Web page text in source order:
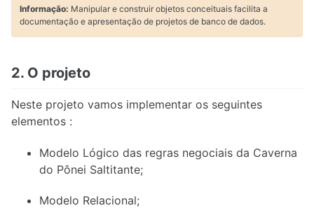
Informação: Manipular e construir objetos conceituais facilita a
documentação e apresentação de projetos de banco de dados.
2. O projeto
Neste projeto vamos implementar os seguintes
elementos :
Modelo Lógico das regras negociais da Caverna
do Pônei Saltitante;
Modelo Relacional;